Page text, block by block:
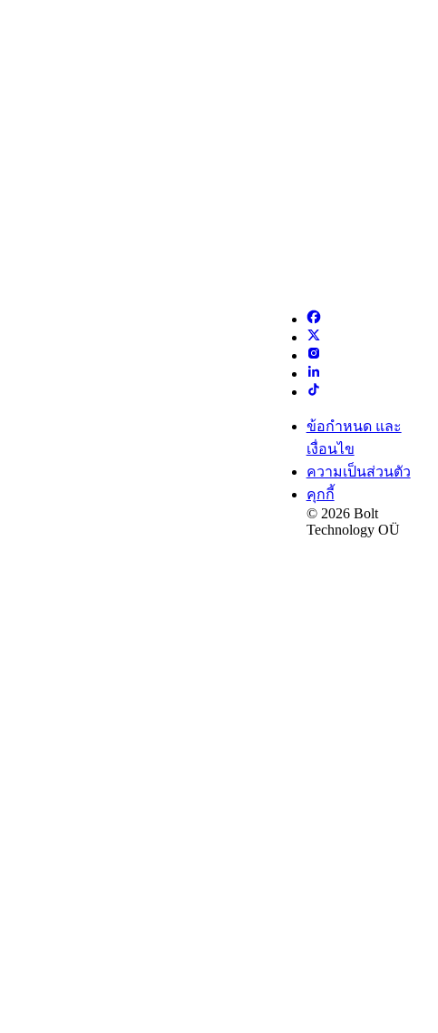
ข้อกำหนด และ
เงื่อนไข
ความเป็นส่วนตัว
คุกกี้
© 2026 Bolt
Technology OÜ